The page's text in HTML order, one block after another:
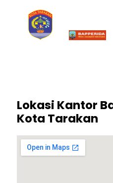
Lokasi Kantor
Kota Tarakan